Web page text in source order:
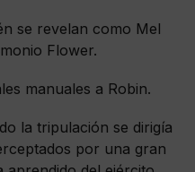
se revelan como Mel
Flower.
manuales a Robin.
la tripulación se dirigía
por una gran